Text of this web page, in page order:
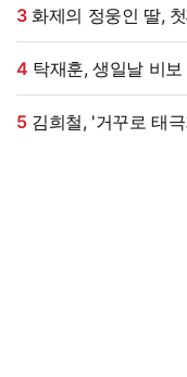
3화제의 정웅인 딸, 첫째는 배우 준비·둘째는 해린 닮은꼴…
근황 '눈길' [엑's 이슈]
4
'날벼락' (미우새)
5김희철, '거꾸로 태극기' 분노했다가 결국 사과…"속에 화가